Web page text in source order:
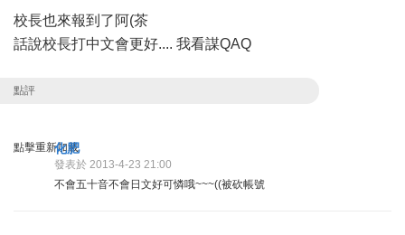
校長也來報到了阿(茶
話說校長打中文會更好.... 我看謀QAQ
點評
點擊重新加載
化肥
發表於 2013-4-23 21:00
不會五十音不會日文好可憐哦~~~((被砍帳號